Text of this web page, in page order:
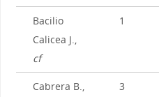
Bacilio
Calicea J.,
cf
1
Cabrera B.,
3